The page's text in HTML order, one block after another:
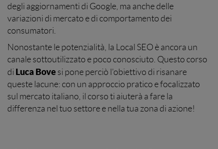
degli aggiornamenti di Google, ma anche delle
variazioni di mercato e di comportamento dei
consumatori.
Nonostante le potenzialità, la Local SEO è ancora un
canale sottoutilizzato e poco conosciuto. Questo corso
di Luca Bove si pone perciò l'obiettivo di risanare
queste lacune: con un approccio pratico e focalizzato
sul mercato italiano, il corso ti aiuterà a fare la
differenza nel tuo settore e nella tua zona di azione!